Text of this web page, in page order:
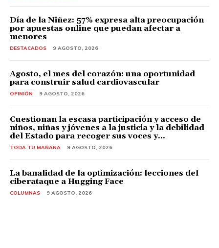
Día de la Niñez: 57% expresa alta preocupación
por apuestas online que puedan afectar a
menores
DESTACADOS 9 AGOSTO, 2026
Agosto, el mes del corazón: una oportunidad
para construir salud cardiovascular
OPINIÓN 9 AGOSTO, 2026
Cuestionan la escasa participación y acceso de
niños, niñas y jóvenes a la justicia y la debilidad
del Estado para recoger sus voces y...
TODA TU MAÑANA 9 AGOSTO, 2026
La banalidad de la optimización: lecciones del
ciberataque a Hugging Face
COLUMNAS 9 AGOSTO, 2026